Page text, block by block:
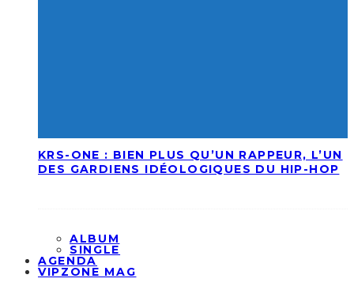
KRS-ONE : BIEN PLUS QU’UN RAPPEUR, L’UN
DES GARDIENS IDÉOLOGIQUES DU HIP-HOP
ALBUM
SINGLE
AGENDA
VIPZONE MAG